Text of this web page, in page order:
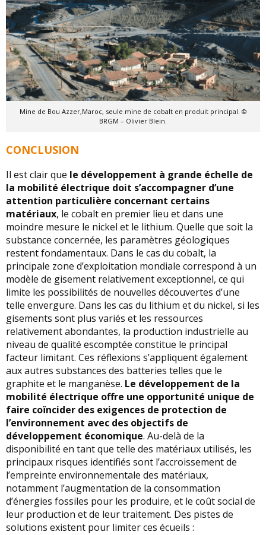
Mine de Bou Azzer,Maroc, seule mine de cobalt en produit principal. ©
BRGM – Olivier Blein.
CONCLUSION
Il est clair que le développement à grande échelle de
la mobilité électrique doit s’accompagner d’une
attention particulière concernant certains
matériaux, le cobalt en premier lieu et dans une
moindre mesure le nickel et le lithium. Quelle que soit la
substance concernée, les paramètres géologiques
restent fondamentaux. Dans le cas du cobalt, la
principale zone d’exploitation mondiale correspond à un
modèle de gisement relativement exceptionnel, ce qui
limite les possibilités de nouvelles découvertes d’une
telle envergure. Dans les cas du lithium et du nickel, si les
gisements sont plus variés et les ressources
relativement abondantes, la production industrielle au
niveau de qualité escomptée constitue le principal
facteur limitant. Ces réflexions s’appliquent également
aux autres substances des batteries telles que le
graphite et le manganèse. Le développement de la
mobilité électrique offre une opportunité unique de
faire coïncider des exigences de protection de
l’environnement avec des objectifs de
développement économique. Au-delà de la
disponibilité en tant que telle des matériaux utilisés, les
principaux risques identifiés sont l’accroissement de
l’empreinte environnementale des matériaux,
notamment l’augmentation de la consommation
d’énergies fossiles pour les produire, et le coût social de
leur production et de leur traitement. Des pistes de
solutions existent pour limiter ces écueils :